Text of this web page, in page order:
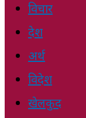
विचार
देश
अर्थ
विदेश
खेलकुद